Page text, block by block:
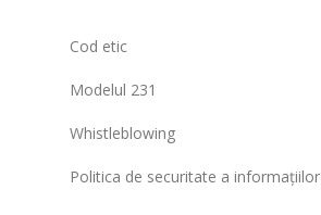
Cod etic
Modelul 231
Whistleblowing
Politica de securitate a informațiilor